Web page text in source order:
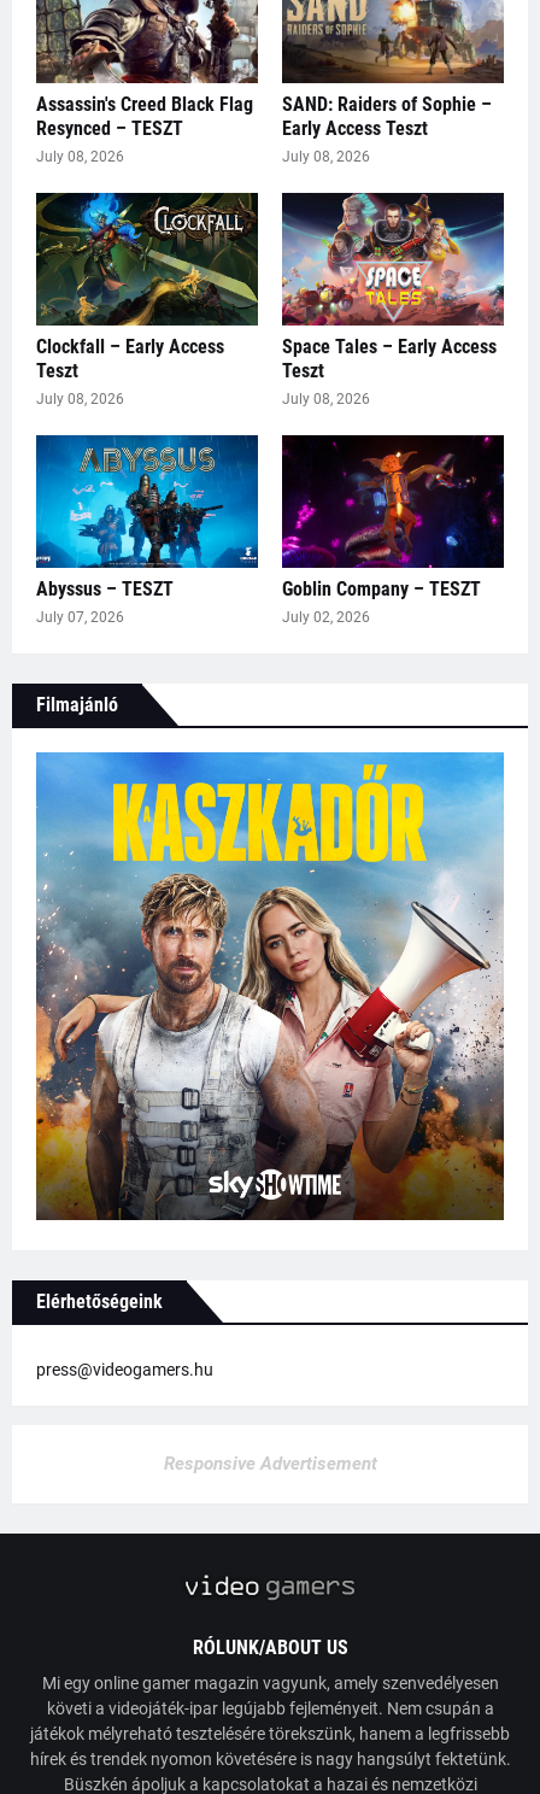
Assassin's Creed Black Flag
Resynced – TESZT
July 08, 2026
SAND: Raiders of Sophie –
Early Access Teszt
July 08, 2026
Clockfall – Early Access
Teszt
July 08, 2026
Space Tales – Early Access
Teszt
July 08, 2026
Abyssus – TESZT
July 07, 2026
Goblin Company – TESZT
July 02, 2026
Filmajánló
Elérhetőségeink
press@videogamers.hu
Responsive Advertisement
RÓLUNK/ABOUT US
Mi egy online gamer magazin vagyunk, amely szenvedélyesen
követi a videojáték-ipar legújabb fejleményeit. Nem csupán a
játékok mélyreható tesztelésére törekszünk, hanem a legfrissebb
hírek és trendek nyomon követésére is nagy hangsúlyt fektetünk.
Büszkén ápoljuk a kapcsolatokat a hazai és nemzetközi